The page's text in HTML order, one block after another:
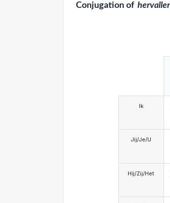
Conjugationof
Ik
Jij/Je/U
Hij/Zij/Het